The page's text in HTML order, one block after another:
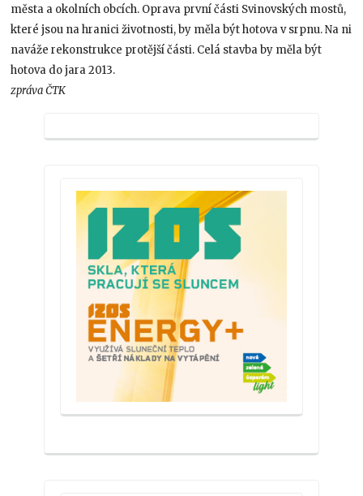
města a okolních obcích. Oprava první části Svinovských mostů,
které jsou na hranici životnosti, by měla být hotova v srpnu. Na ni
naváže rekonstrukce protější části. Celá stavba by měla být
hotova do jara 2013.
zpráva ČTK